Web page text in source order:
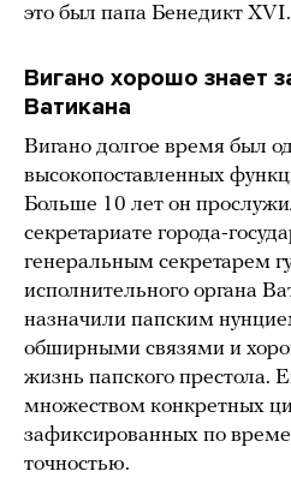
это был папа Бенедикт XVI.
Вигано хорошо знает
Ватикана
Вигано долгое время был
высокопоставленных
Больше 10 лет он
секретариате города-
генеральным секретарем
исполнительного органа
назначили папским
обширными связями и
жизнь папского престола.
множеством конкретных
зафиксированных по
точностью.